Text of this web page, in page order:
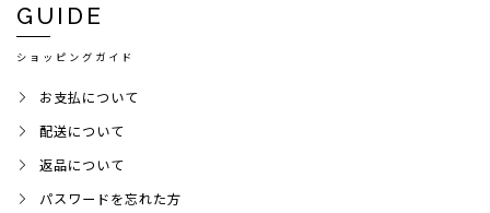
GUIDE
ショッピングガイド
お支払について
配送について
返品について
パスワードを忘れた方